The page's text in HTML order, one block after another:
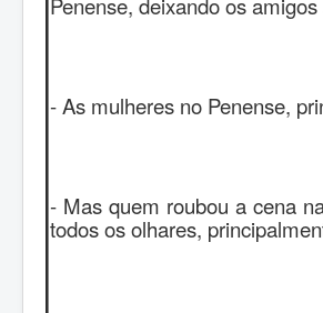
- As mulheres no Penense,
- Mas quem roubou a cena
todos os olhares,